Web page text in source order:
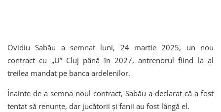
Ovidiu Sabău a semnat luni, 24 martie 2025, un nou
contract cu „U” Cluj până în 2027, antrenorul fiind la al
treilea mandat pe banca ardelenilor.
Înainte de a semna noul contract, Sabău a declarat că a fost
tentat să renunțe, dar jucătorii și fanii au fost lângă el.